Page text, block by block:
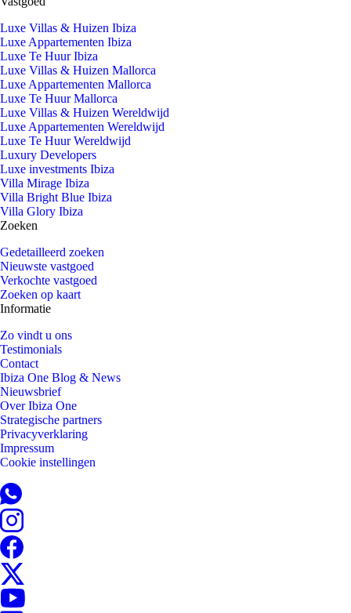
Luxe Villas & Huizen Ibiza
Luxe Appartementen Ibiza
Luxe Te Huur Ibiza
Luxe Villas & Huizen Mallorca
Luxe Appartementen Mallorca
Luxe Te Huur Mallorca
Luxe Villas & Huizen Wereldwijd
Luxe Appartementen Wereldwijd
Luxe Te Huur Wereldwijd
Luxury Developers
Luxe investments Ibiza
Villa Mirage Ibiza
Villa Bright Blue Ibiza
Villa Glory Ibiza
Zoeken
Gedetailleerd zoeken
Nieuwste vastgoed
Verkochte vastgoed
Zoeken op kaart
Informatie
Zo vindt u ons
Testimonials
Contact
Ibiza One Blog & News
Nieuwsbrief
Over Ibiza One
Strategische partners
Privacyverklaring
Impressum
Cookie instellingen